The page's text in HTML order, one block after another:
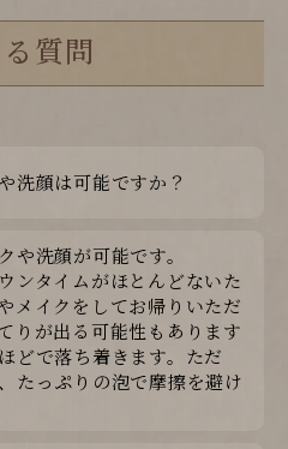
る質問
洗顔は可能ですか？
や洗顔が可能です。
ンタイムがほとんどないた
メイクをしてお帰りいただ
りが出る可能性もあります
どで落ち着きます。ただ
たっぷりの泡で摩擦を避け